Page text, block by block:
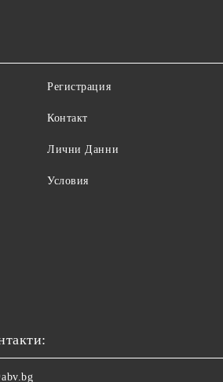
Регистрация
Контакт
Лични Данни
Условия